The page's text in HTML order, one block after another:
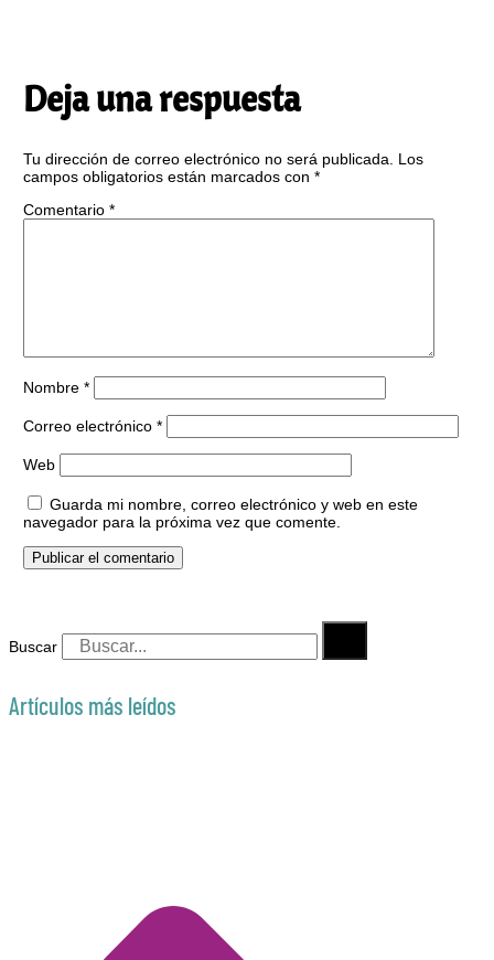
Deja una respuesta
Tu dirección de correo electrónico no será publicada.
Los
campos obligatorios están marcados con *
Comentario *
Nombre *
Correo electrónico *
Web
Guarda mi nombre, correo electrónico y web en este
navegador para la próxima vez que comente.
Buscar
Artículos más leídos